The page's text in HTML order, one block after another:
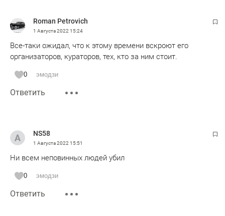
Roman Petrovich
1 Августа 2022 15:24
Все-таки ожидал, что к этому времени вскроют его
организаторов, кураторов, тех, кто за ним стоит.
0 эмодзи
Ответить
NS58
1 Августа 2022 15:51
Ни всем неповинных людей убил
0 эмодзи
Ответить